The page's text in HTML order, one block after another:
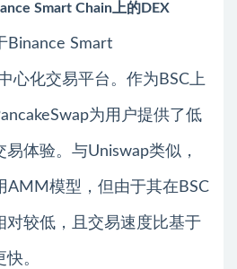
Smart Chain上的DEX
Binance Smart
心化交易平台。作为BSC上
为用户提供了低
体验。与Uniswap类似，
AMM模型，但由于其在BSC
对较低，且交易速度比基于
。